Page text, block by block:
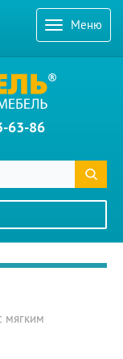
Меню
63-86
мягким